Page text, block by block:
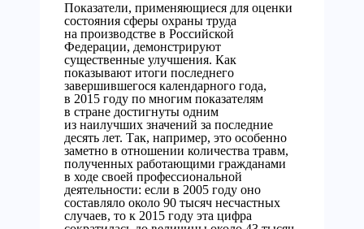
Показатели, применяющиеся для оценки
состояния сферы охраны труда
на производстве в Российской
Федерации, демонстрируют
существенные улучшения. Как
показывают итоги последнего
завершившегося календарного года,
в 2015 году по многим показателям
в стране достигнуты одним
из наилучших значений за последние
десять лет. Так, например, это особенно
заметно в отношении количества травм,
полученных работающими гражданами
в ходе своей профессиональной
деятельности: если в 2005 году оно
составляло около 90 тысяч несчастных
случаев, то к 2015 году эта цифра